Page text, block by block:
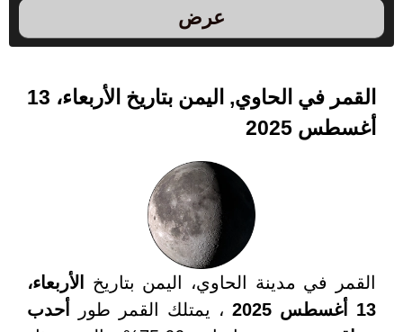
عرض
القمر في الحاوي, اليمن بتاريخ الأربعاء، 13
أغسطس 2025
القمر في مدينة الحاوي، اليمن بتاريخ
الأربعاء،
13 أغسطس 2025
، يمتلك القمر طور
أحدب